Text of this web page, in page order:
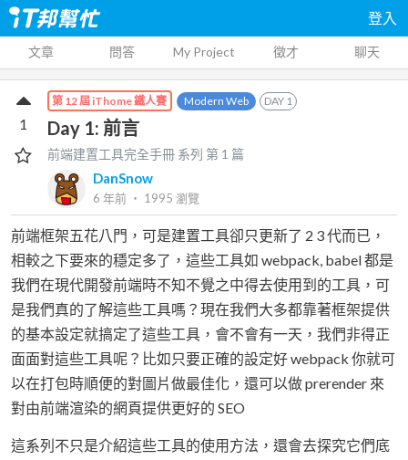
登入
文章 問答 My Project 徵才 聊天
第 12 屆 iThome 鐵人賽 Modern Web DAY 1
Day 1: 前言
前端建置工具完全手冊 系列 第 1 篇
DanSnow
6 年前 ‧ 1995 瀏覽
1
前端框架五花八門，可是建置工具卻只更新了 2 3 代而已，
相較之下要來的穩定多了，這些工具如 webpack, babel 都是
我們在現代開發前端時不知不覺之中得去使用到的工具，可
是我們真的了解這些工具嗎？現在我們大多都靠著框架提供
的基本設定就搞定了這些工具，會不會有一天，我們非得正
面面對這些工具呢？比如只要正確的設定好 webpack 你就可
以在打包時順便的對圖片做最佳化，還可以做 prerender 來
對由前端渲染的網頁提供更好的 SEO
這系列不只是介紹這些工具的使用方法，還會去探究它們底